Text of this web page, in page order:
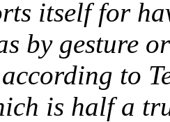
itself for
by gesture
to
is half a